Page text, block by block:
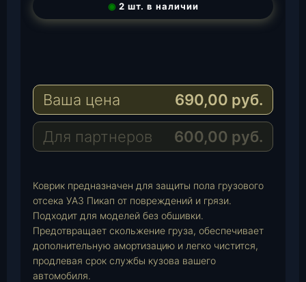
◉ 2 шт. в наличии
e
r
a
m
a
s
A
p
a
i
l
Ваша цена 690,00 руб.
Для партнеров 600,00 руб.
Коврик предназначен для защиты пола грузового
отсека УАЗ Пикап от повреждений и грязи.
Подходит для моделей без обшивки.
Предотвращает скольжение груза, обеспечивает
дополнительную амортизацию и легко чистится,
продлевая срок службы кузова вашего
автомобиля.